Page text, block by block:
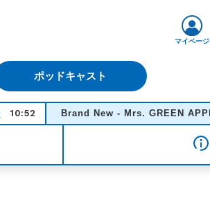
ポッドキャスト
マイページ
10:52
Brand New - Mrs. GREEN APPLE